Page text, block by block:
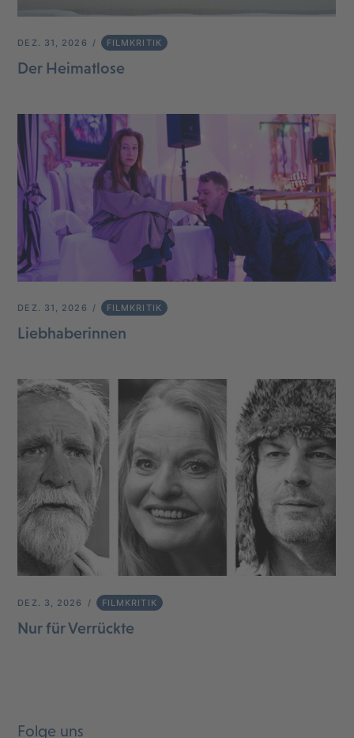
DEZ. 31, 2026 FILMKRITIK
Der Heimatlose
DEZ. 31, 2026 FILMKRITIK
Liebhaberinnen
DEZ. 3, 2026 FILMKRITIK
Nur für Verrückte
Folge uns